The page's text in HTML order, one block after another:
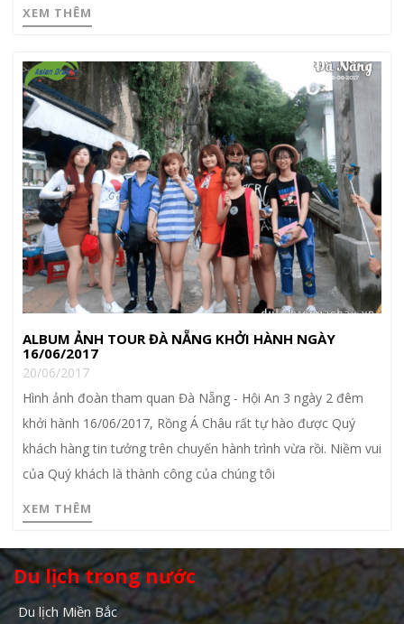
XEM THÊM
ALBUM ẢNH TOUR ĐÀ NẴNG KHỞI HÀNH NGÀY
16/06/2017
20/06/2017
Hình ảnh đoàn tham quan Đà Nẵng - Hội An 3 ngày 2 đêm
khởi hành 16/06/2017, Rồng Á Châu rất tự hào được Quý
khách hàng tin tưởng trên chuyến hành trình vừa rồi. Niềm vui
của Quý khách là thành công của chúng tôi
XEM THÊM
Du lịch trong nước
Du lịch Miền Bắc